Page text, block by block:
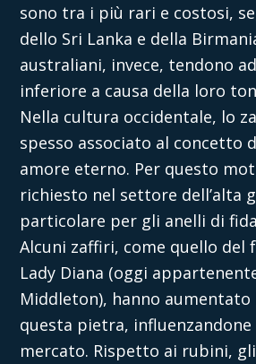
sono tra i più rari e costosi,
dello Sri Lanka e della
australiani, invece, tendono
inferiore a causa della loro
Nella cultura occidentale, lo
spesso associato al concetto
amore eterno. Per questo
richiesto nel settore dell’alta
particolare per gli anelli di
Alcuni zaffiri, come quello del
Lady Diana (oggi
Middleton), hanno
questa pietra,
mercato. Rispetto ai rubini,